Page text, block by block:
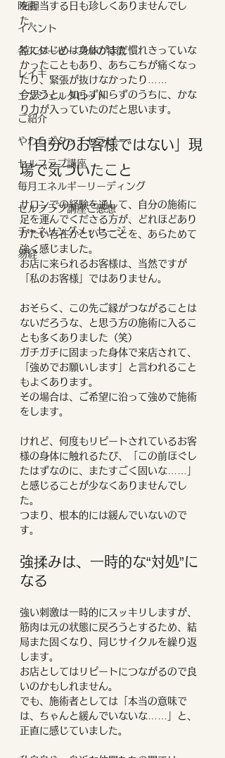
映画
イベント
各スターピープルの特徴
レイキ
エンジェルタロット
ご紹介
やわらぎタッチセラピー
セルフラブ講座
毎月エネルギーリーディング
セルフラブ講座ご感想
チャネリングメッセージ
易経
を担当する日も珍しくありませんでし
た。
特にはじめは身体がまだ慣れきっていな
かったこともあり、あちこちが痛くなっ
たり、緊張が抜けなかったり……
今思うと、知らず知らずのうちに、かな
り力が入っていたのだと思います。
「自分のお客様ではない」現
場で気づいたこと
サロンでの経験を通して、自分の施術に
足を運んでくださる方が、どれほどあり
がたい存在かということを、あらためて
強く感じました。
お店に来られるお客様は、当然ですが
「私のお客様」ではありません。
おそらく、この先ご縁がつながることは
ないだろうな、と思う方の施術に入るこ
とも多くありました（笑）
ガチガチに固まった身体で来店されて、
「強めでお願いします」と言われること
もよくあります。
その場合は、ご希望に沿って強めで施術
をします。
けれど、何度もリピートされているお客
様の身体に触れるたび、「この前ほぐし
たはずなのに、またすごく固いな……」
と感じることが少なくありませんでし
た。
つまり、根本的には緩んでいないので
す。
強揉みは、一時的な“対処”に
なる
強い刺激は一時的にスッキリしますが、
筋肉は元の状態に戻ろうとするため、結
局また固くなり、同じサイクルを繰り返
します。
お店としてはリピートにつながるので良
いのかもしれません。
でも、施術者としては「本当の意味で
は、ちゃんと緩んでいないな……」と、
正直に感じていました。